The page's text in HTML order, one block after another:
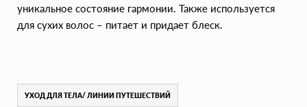
уникальное состояние гармонии. Также используется
для сухих волос – питает и придает блеск.
УХОД ДЛЯ ТЕЛА/ ЛИНИИ ПУТЕШЕСТВИЙ